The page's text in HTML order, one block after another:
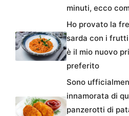
minuti, ecco
Ho provato la
sarda con i
è il mio nuovo
preferito
Sono
innamorata di
panzerotti di